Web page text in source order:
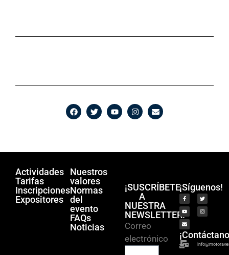
Actividades
Tarifas
Inscripciones
Expositores
Nuestros
valores
Normas
del
evento
FAQs
Noticias
¡SUSCRÍBETE
A
NUESTRA
NEWSLETTER!
Correo
electrónico
¡Síguenos!